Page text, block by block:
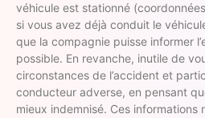
véhicule est stationné
si vous avez déjà conduit le
que la compagnie puisse informer
possible. En revanche, inutile de
circonstances de l’accident et
conducteur adverse, en pensant
mieux indemnisé. Ces informations